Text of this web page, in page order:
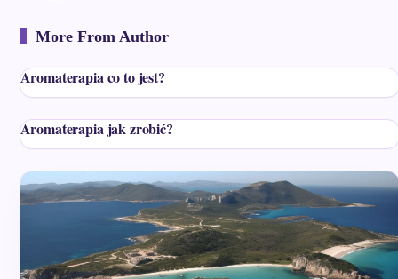
More From Author
Aromaterapia co to jest?
Aromaterapia jak zrobić?